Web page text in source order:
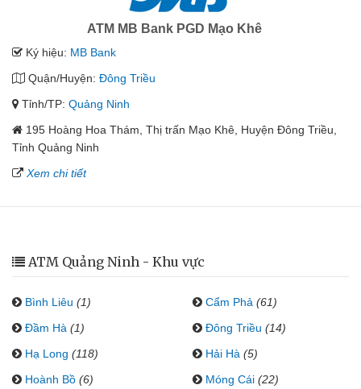
ATM MB Bank PGD Mạo Khê
Ký hiệu: MB Bank
Quận/Huyện: Đông Triều
Tỉnh/TP: Quảng Ninh
195 Hoàng Hoa Thám, Thị trấn Mạo Khê, Huyện Đông Triều,
Tỉnh Quảng Ninh
Xem chi tiết
ATM Quảng Ninh - Khu vực
Bình Liêu (1) Cẩm Phả (61)
Đầm Hà (1) Đông Triều (14)
Hạ Long (118) Hải Hà (5)
Hoành Bồ (6) Móng Cái (22)